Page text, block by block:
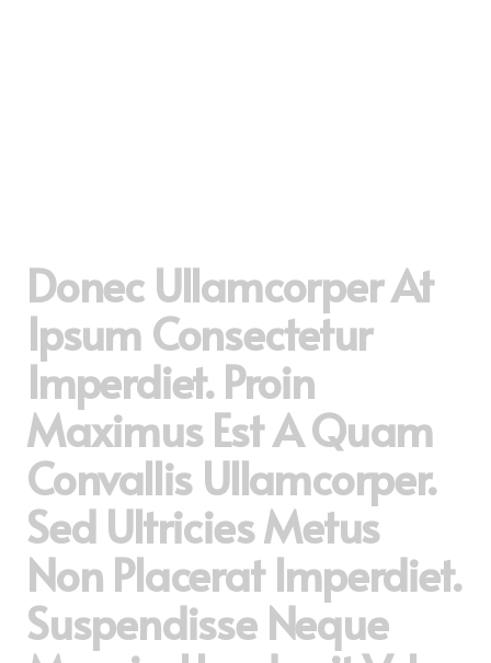
Donec Ullamcorper At
Ipsum Consectetur
Imperdiet. Proin
Maximus Est A Quam
Convallis Ullamcorper.
Sed Ultricies Metus
Non Placerat Imperdiet.
Suspendisse Neque